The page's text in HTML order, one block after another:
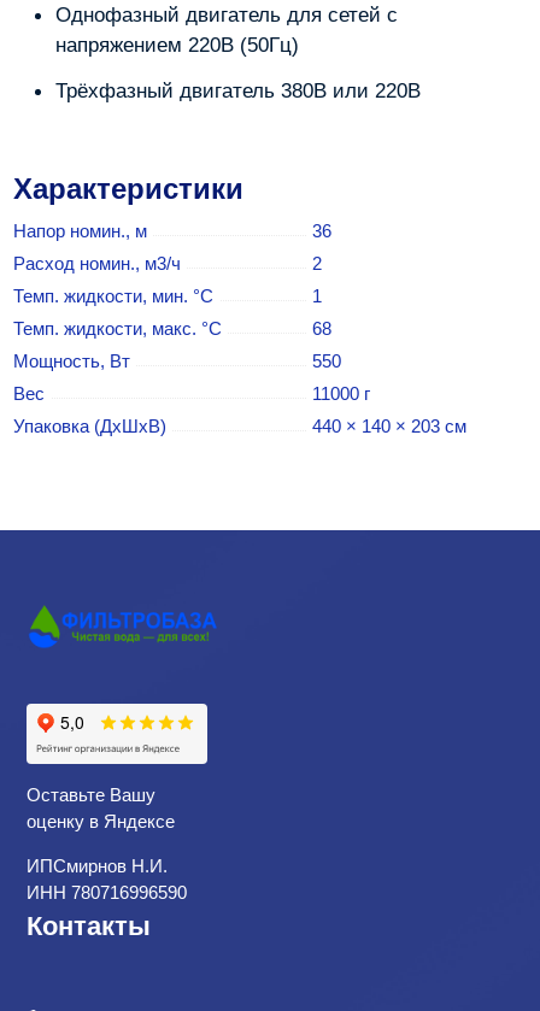
Однофазный двигатель для сетей с
напряжением 220В (50Гц)
Трёхфазный двигатель 380В или 220В
Характеристики
Напор номин., м
36
Расход номин., м3/ч
2
Темп. жидкости, мин. °C
1
Темп. жидкости, макс. °C
68
Мощность, Вт
550
Вес
11000 г
Упаковка (ДхШхВ)
440 × 140 × 203 см
Оставьте Вашу
оценку в Яндексе
ИПСмирнов Н.И.
ИНН 780716996590
Контакты